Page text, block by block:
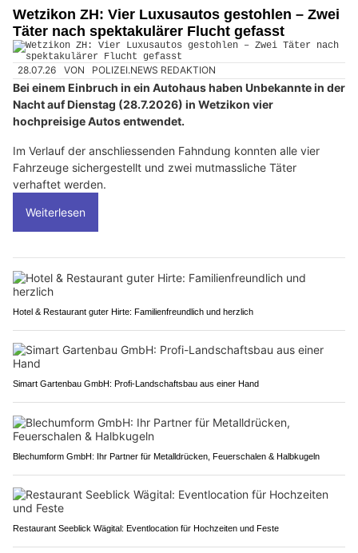
Wetzikon ZH: Vier Luxusautos gestohlen – Zwei
Täter nach spektakulärer Flucht gefasst
28.07.26 VON POLIZEI.NEWS REDAKTION
Bei einem Einbruch in ein Autohaus haben Unbekannte in der
Nacht auf Dienstag (28.7.2026) in Wetzikon vier
hochpreisige Autos entwendet.
Im Verlauf der anschliessenden Fahndung konnten alle vier
Fahrzeuge sichergestellt und zwei mutmassliche Täter
verhaftet werden.
Weiterlesen
Hotel & Restaurant guter Hirte: Familienfreundlich und herzlich
Simart Gartenbau GmbH: Profi-Landschaftsbau aus einer Hand
Blechumform GmbH: Ihr Partner für Metalldrücken, Feuerschalen & Halbkugeln
Restaurant Seeblick Wägital: Eventlocation für Hochzeiten und Feste